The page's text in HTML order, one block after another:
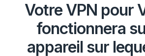
Votre VPN pour
fonctionnera
appareil sur